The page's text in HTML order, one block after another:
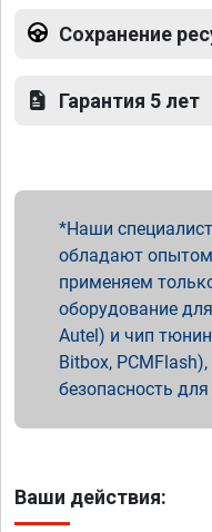
Сохранение
Гарантия 5 лет
Наши
обладают
применяем
оборудование
Autel) и чип
Bitbox,
безопасность
Ваши действия: